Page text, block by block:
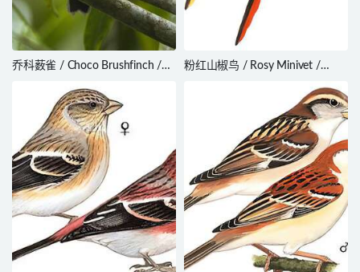
乔科薮雀 / Choco Brushfinch /
粉红山椒鸟 / Rosy Minivet /